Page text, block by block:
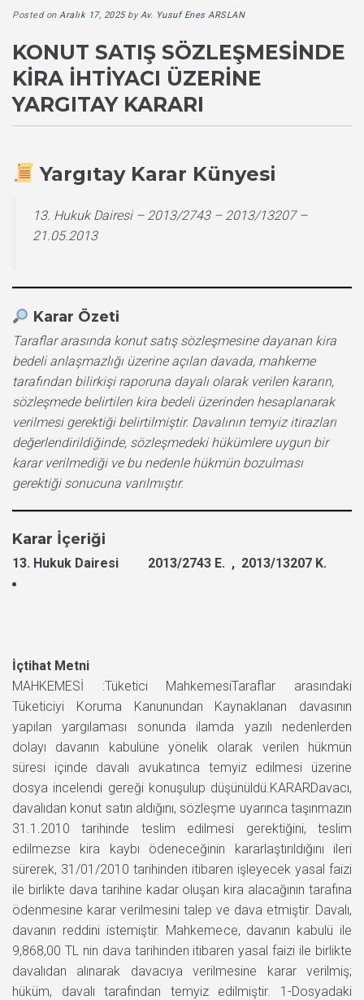
Posted on Aralık 17, 2025byAv. Yusuf Enes ARSLAN
KONUT SATIŞ SÖZLEŞMESINDE
KIRA İHTIYACI ÜZERINE
YARGITAY KARARI
Yargıtay Karar Künyesi
13. Hukuk Dairesi – 2013/2743 – 2013/13207 –
21.05.2013
Karar Özeti
Taraflar arasında konut satış sözleşmesine dayanan kira
bedeli anlaşmazlığı üzerine açılan davada, mahkeme
tarafından bilirkişi raporuna dayalı olarak verilen kararın,
sözleşmede belirtilen kira bedeli üzerinden hesaplanarak
verilmesi gerektiği belirtilmiştir. Davalının temyiz itirazları
değerlendirildiğinde, sözleşmedeki hükümlere uygun bir
karar verilmediği ve bu nedenle hükmün bozulması
gerektiği sonucuna varılmıştır.
Karar İçeriği
13. Hukuk Dairesi 2013/2743 E. , 2013/13207 K.
İçtihat Metni
MAHKEMESİ :Tüketici MahkemesiTaraflar arasındaki
Tüketiciyi Koruma Kanunundan Kaynaklanan davasının
yapılan yargılaması sonunda ilamda yazılı nedenlerden
dolayı davanın kabulüne yönelik olarak verilen hükmün
süresi içinde davalı avukatınca temyiz edilmesi üzerine
dosya incelendi gereği konuşulup düşünüldü.KARARDavacı,
davalıdan konut satın aldığını, sözleşme uyarınca taşınmazın
31.1.2010 tarihinde teslim edilmesi gerektiğini, teslim
edilmezse kira kaybı ödeneceğinin kararlaştırıldığını ileri
sürerek, 31/01/2010 tarihinden itibaren işleyecek yasal faizi
ile birlikte dava tarihine kadar oluşan kira alacağının tarafına
ödenmesine karar verilmesini talep ve dava etmiştir. Davalı,
davanın reddini istemiştir. Mahkemece, davanın kabulü ile
9,868,00 TL nin dava tarihinden itibaren yasal faizi ile birlikte
davalıdan alınarak davacıya verilmesine karar verilmiş;
hüküm, davalı tarafından temyiz edilmiştir. 1-Dosyadaki